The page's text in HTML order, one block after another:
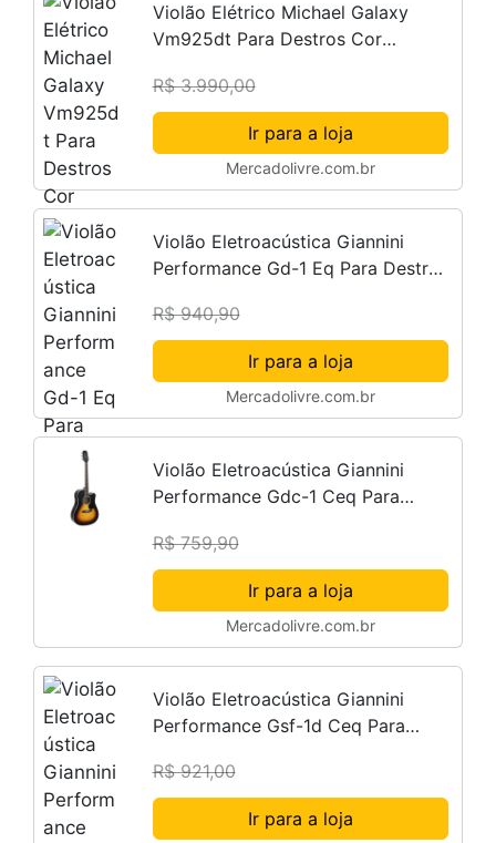
Violão Elétrico Michael Galaxy
Vm925dt Para Destros Cor
R$ 3.990,00
Ir para a loja
Mercadolivre.com.br
Violão Eletroacústica Giannini
Performance Gd-1 Eq Para Destros
R$ 940,90
Ir para a loja
Mercadolivre.com.br
Violão Eletroacústica Giannini
Performance Gdc-1 Ceq Para
Verniz Fosco
R$ 759,90
Ir para a loja
Mercadolivre.com.br
Violão Eletroacústica Giannini
Performance Gsf-1d Ceq Para
Solida Verniz Brilhante
R$ 921,00
Ir para a loja